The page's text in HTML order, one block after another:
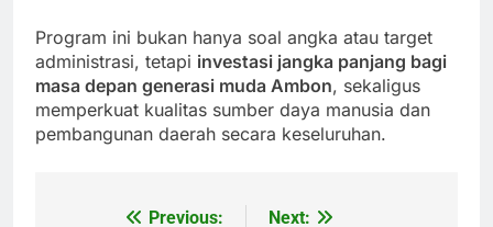
Program ini bukan hanya soal angka atau target
administrasi, tetapi investasi jangka panjang bagi
masa depan generasi muda Ambon, sekaligus
memperkuat kualitas sumber daya manusia dan
pembangunan daerah secara keseluruhan.
Previous:
Next: